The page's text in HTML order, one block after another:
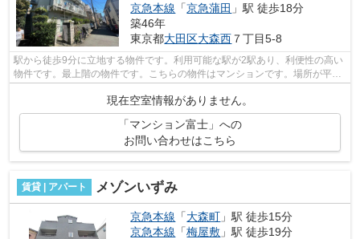
京急本線 「京急蒲田 」駅 徒歩18分
築46年
東京都大田区大森西 ７丁目5-8
駅から徒歩9分に立地する物件です。利用可能な駅が2駅あり、利便性の高い
物件です。最上階の物件です。こちらの物件はマンションです。場所が平坦
現在空室情報がありません。
「マンション富士」への
お問い合わせはこちら
賃貸 | アパート メゾンいずみ
京急本線 「大森町 」駅 徒歩15分
京急本線 「梅屋敷 」駅 徒歩19分